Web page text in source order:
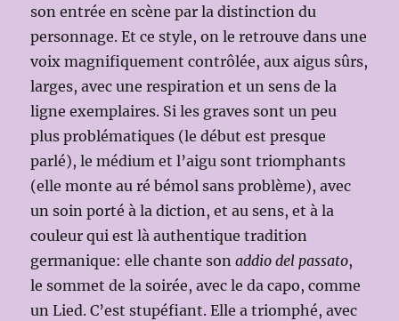
son entrée en scène par la distinction du
personnage. Et ce style, on le retrouve dans une
voix magnifiquement contrôlée, aux aigus sûrs,
larges, avec une respiration et un sens de la
ligne exemplaires. Si les graves sont un peu
plus problématiques (le début est presque
parlé), le médium et l’aigu sont triomphants
(elle monte au ré bémol sans problème), avec
un soin porté à la diction, et au sens, et à la
couleur qui est là authentique tradition
germanique: elle chante sonaddio del passato,
le sommet de la soirée, avec le da capo, comme
un Lied. C’est stupéfiant. Elle a triomphé, avec